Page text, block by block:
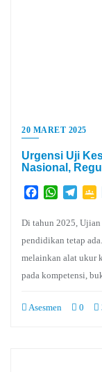
20 MARET 2025
Urgensi Uji
Nasional,
Facebook
Di tahun 2025, Ujian
pendidikan tetap
melainkan alat ukur
pada kompetensi,
Asesmen 0